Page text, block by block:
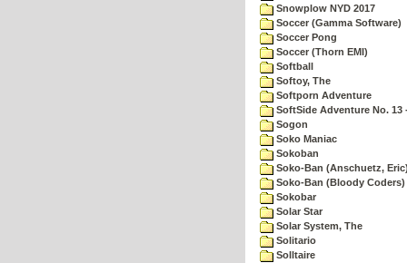
Snowplow NYD 2017
Soccer (Gamma Software)
Soccer Pong
Soccer (Thorn EMI)
Softball
Softoy, The
Softporn Adventure
SoftSide Adventure No. 13
Sogon
Soko Maniac
Sokoban
Soko-Ban (Anschuetz,
Soko-Ban (Bloody Coders)
Sokobar
Solar Star
Solar System, The
Solitario
Solltaire